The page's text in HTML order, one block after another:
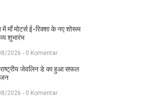
में माँ मोटर्स ई-रिक्शा के नए शोरूम
शुभारंभ
2026 - 0 Komentar
राष्ट्रीय जेवलिन डे का हुआ सफल
2026 - 0 Komentar